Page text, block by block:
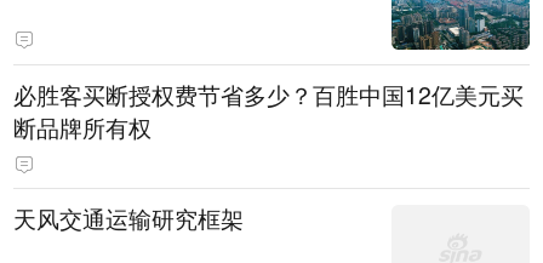
必胜客买断授权费节省多少？百胜中国12亿美元买
断品牌所有权
天风交通运输研究框架